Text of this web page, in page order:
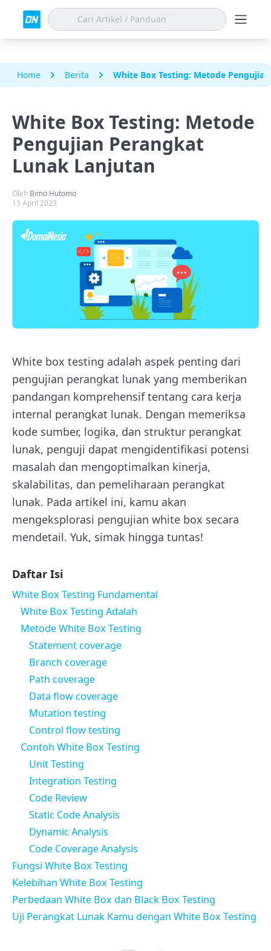
Home Berita White Box Testing: Metode
White Box Testing: Metode
Pengujian Perangkat
Lunak Lanjutan
Oleh Bimo Hutomo
13 April 2023
White box testing adalah aspek penting dari
pengujian perangkat lunak yang memberikan
pandangan komprehensif tentang cara kerja
internal perangkat lunak. Dengan memeriksa
kode sumber, logika, dan struktur perangkat
lunak, penguji dapat mengidentifikasi potensi
masalah dan mengoptimalkan kinerja,
skalabilitas, dan pemeliharaan perangkat
lunak. Pada artikel ini, kamu akan
mengeksplorasi pengujian white box secara
mendetail. Yuk, simak hingga tuntas!
Daftar Isi
White Box Testing Fundamental
White Box Testing Adalah
Metode White Box Testing
Statement coverage
Branch coverage
Path coverage
Data flow coverage
Mutation testing
Control flow testing
Contoh White Box Testing
Unit Testing
Integration Testing
Code Review
Static Code Analysis
Dynamic Analysis
Code Coverage Analysis
Fungsi White Box Testing
Kelebihan White Box Testing
Perbedaan White Box dan Black Box Testing
Uji Perangkat Lunak Kamu dengan White Box Testing